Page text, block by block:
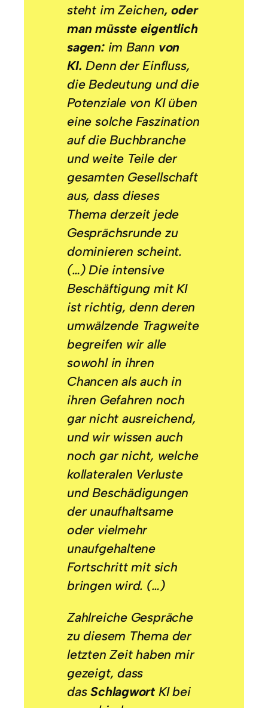
steht im Zeichen, oder
man müsste eigentlich
sagen: im Bann von
KI. Denn der Einfluss,
die Bedeutung und die
Potenziale von KI üben
eine solche Faszination
auf die Buchbranche
und weite Teile der
gesamten Gesellschaft
aus, dass dieses
Thema derzeit jede
Gesprächsrunde zu
dominieren scheint.
(…) Die intensive
Beschäftigung mit KI
ist richtig, denn deren
umwälzende Tragweite
begreifen wir alle
sowohl in ihren
Chancen als auch in
ihren Gefahren noch
gar nicht ausreichend,
und wir wissen auch
noch gar nicht, welche
kollateralen Verluste
und Beschädigungen
der unaufhaltsame
oder vielmehr
unaufgehaltene
Fortschritt mit sich
bringen wird. (…)
Zahlreiche Gespräche
zu diesem Thema der
letzten Zeit haben mir
gezeigt, dass
dasSchlagwort KI bei